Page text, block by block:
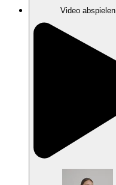
Video abspielen